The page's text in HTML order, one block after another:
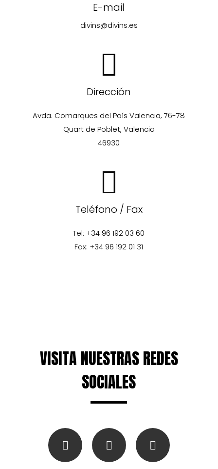
E-mail
divins@divins.es
Dirección
Avda. Comarques del País Valencia, 76-78
Quart de Poblet, Valencia
46930
Teléfono / Fax
Tel: +34 96 192 03 60
Fax: +34 96 192 01 31
VISITA NUESTRAS REDES
SOCIALES